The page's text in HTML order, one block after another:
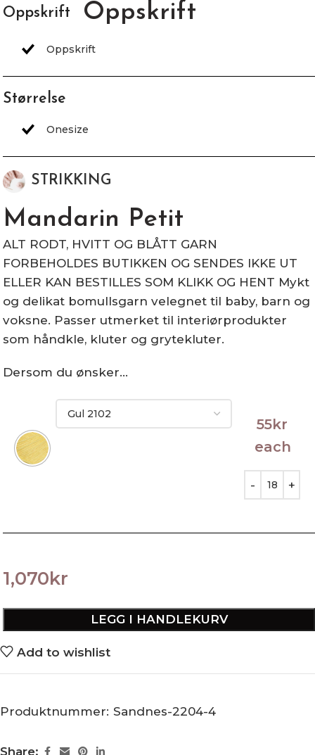
Oppskrift Oppskrift
Størrelse
STRIKKING
Mandarin Petit
ALT RODT, HVITT OG BLÅTT GARN
FORBEHOLDES BUTIKKEN OG SENDES IKKE UT
ELLER KAN BESTILLES SOM KLIKK OG HENT Mykt
og delikat bomullsgarn velegnet til baby, barn og
voksne. Passer utmerket til interiørprodukter
som håndkle, kluter og grytekluter.
Dersom du ønsker…
55kr
each
1,070kr
LEGG I HANDLEKURV
Add to wishlist
Produktnummer: Sandnes-2204-4
Share: